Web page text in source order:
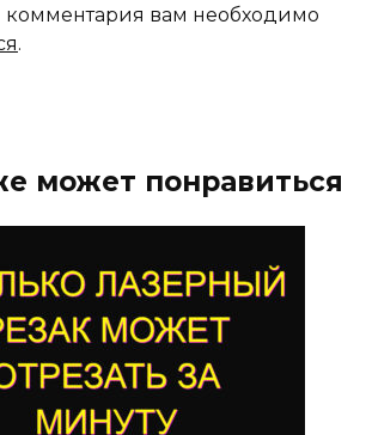
комментария вам необходимо
.
может понравиться